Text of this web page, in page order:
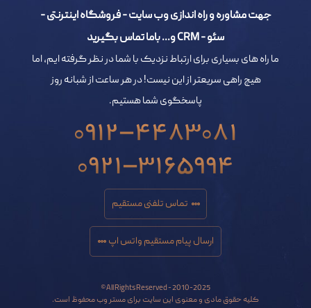
جهت مشاوره و راه اندازی وب سایت - فروشگاه اینترنتی -
سئو - CRM و... باما تماس بگیرید
ما راه های بسیاری برای ارتباط نزدیک با شما در نظر گرفته ایم، اما
هیچ راهی سریعتر از این نیست! در هر ساعت از شبانه روز
پاسخگوی شما هستیم.
0912-4483081
0921-3165994
تماس تلفنی مستقیم
ارسال پیام مستقیم واتس اپ
All Rights Reserved - 2010-2025 ©
کلیه حقوق مادی و معنوی این سایت برای مستر وب محفوظ است.